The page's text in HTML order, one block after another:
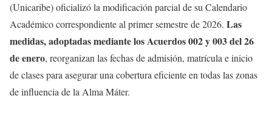
(Unicaribe) oficializó la modificación parcial de su Calendario
Académico correspondiente al primer semestre de 2026. Las
medidas, adoptadas mediante los Acuerdos 002 y 003 del 26
de enero, reorganizan las fechas de admisión, matrícula e inicio
de clases para asegurar una cobertura eficiente en todas las zonas
de influencia de la Alma Máter.